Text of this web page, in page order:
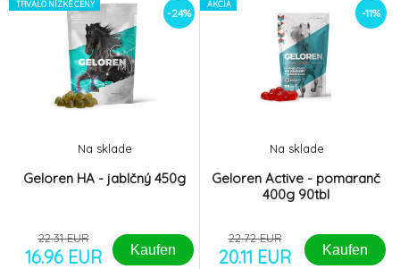
příznivě působí na okraje
defektu, které za jeho
působení zůstávají zcela
vitální bez macerace či
jiného poškození a velmi
příznivě ovlivňuje
angiogenezi a ree
sportovních koní. Geloren
HA má podpůrný vliv na
klouby - napomáhá při
zvýšené zátěži, nadváze, ve
stáří i při problémech s
pohybovým
TRVALO NÍZKÉ CENY
-24%
Geloren HA - jablčný 450g
Na sklade
22.31 EUR
16.96 EUR Kaufen
AKCIA
-11%
Geloren Active - pomaranč
400g 90tbl
Na sklade
22.72 EUR
20.11 EUR Kaufen